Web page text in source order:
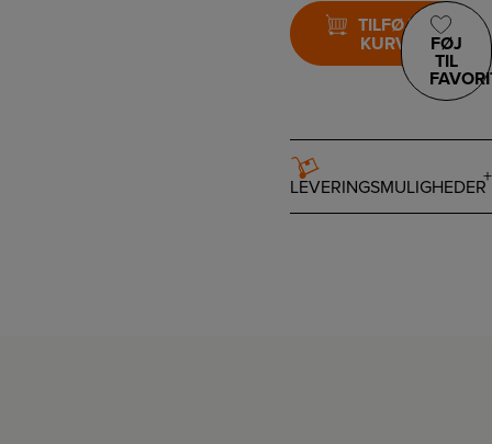
TILFØJ TIL
KURV
FØJ
TIL
LEVERINGSMULIGHEDER